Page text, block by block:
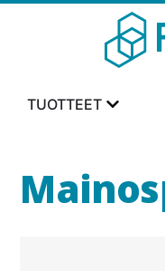
TUOTTEET